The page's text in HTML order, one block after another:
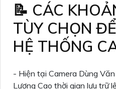
📝 CÁC
TÙY CHỌN
HỆ THỐNG
- Hiện tại Camera Dùng
Lượng Cao thời gian lưu trữ